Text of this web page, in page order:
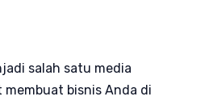
salah satu media
bisnis Anda di